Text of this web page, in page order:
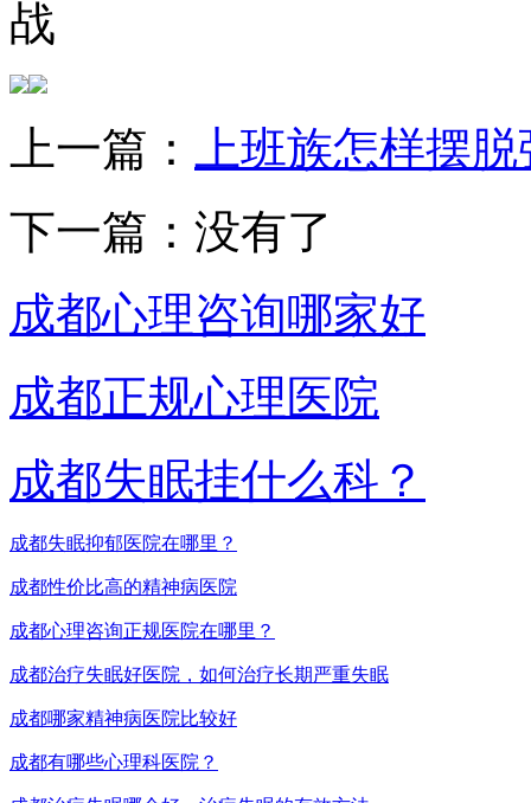
战
上一篇：
上班族怎样摆
下一篇：没有了
成都心理咨询哪家好
成都正规心理医院
成都失眠挂什么科？
成都失眠抑郁医院在哪里？
成都性价比高的精神病医院
成都心理咨询正规医院在哪里？
成都治疗失眠好医院，如何治疗长期严重失眠
成都哪家精神病医院比较好
成都有哪些心理科医院？